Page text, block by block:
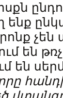
ենք
են
են